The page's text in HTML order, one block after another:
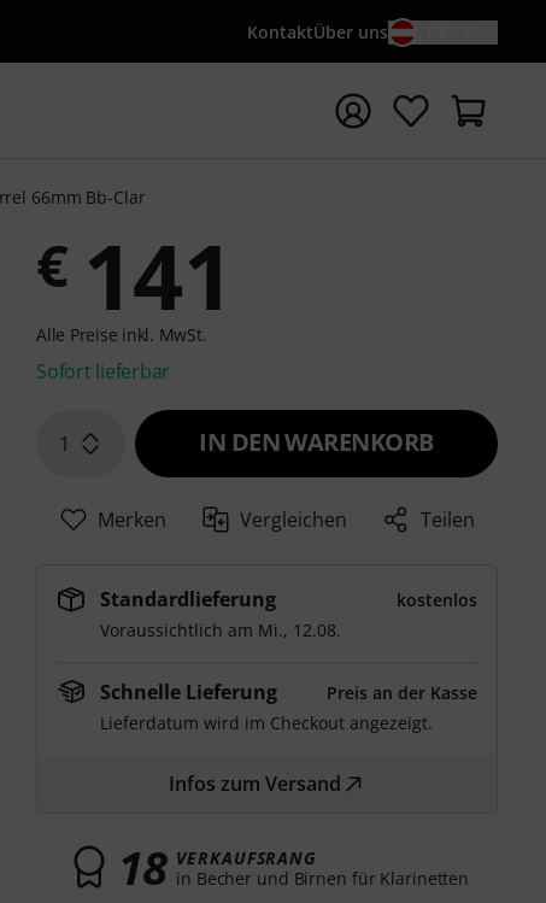
KontaktÜber uns
mit Suchwort {searchTerm} starten
66mm Bb-Clar
€ 141
Alle Preise inkl. MwSt.
Sofort lieferbar
1 IN DEN WARENKORB
Merken Vergleichen Teilen
Standardlieferung
kostenlos
Voraussichtlich am Mi., 12.08.
Schnelle Lieferung
Preis an der Kasse
Lieferdatum wird im Checkout angezeigt.
Infos zum Versand
18 VERKAUFSRANG
in Becher und Birnen für Klarinetten